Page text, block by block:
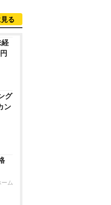
る
経
グ
ン
ム